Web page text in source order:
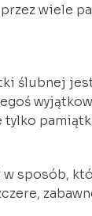
wiele
ślubnej
sposób,